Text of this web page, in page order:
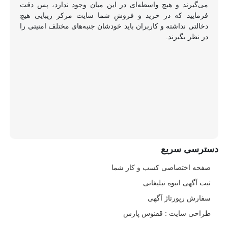
می‌گیرند و هیچ واسطه‌ای در این میان وجود ندارد، پس دقت
فرمایید که در خرید و فروشِ شما سایت مرکز زیبایی هیچ
دخالتی نداشته و کاربران باید خودشان جنبه‌های مختلف امنیتی را
در نظر بگیرند.
دسترسی سریع
صفحه اختصاصی کسب و کار شما
ثبت آگهی انبوه تبلیغاتی
سفارش رپورتاژ آگهی
طراحی سایت : ققنوس پارس